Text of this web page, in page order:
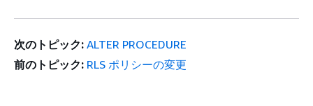
次のトピック: ALTER PROCEDURE
前のトピック: RLS ポリシーの変更